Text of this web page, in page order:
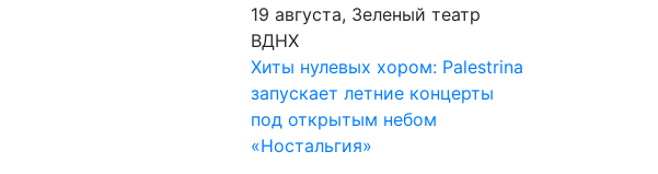
19 августа, Зеленый театр
ВДНХ
Хиты нулевых хором: Palestrina
запускает летние концерты
под открытым небом
«Ностальгия»